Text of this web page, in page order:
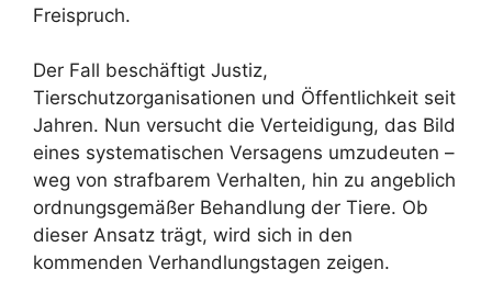
Freispruch.
Der Fall beschäftigt Justiz,
Tierschutzorganisationen und Öffentlichkeit seit
Jahren. Nun versucht die Verteidigung, das Bild
eines systematischen Versagens umzudeuten –
weg von strafbarem Verhalten, hin zu angeblich
ordnungsgemäßer Behandlung der Tiere. Ob
dieser Ansatz trägt, wird sich in den
kommenden Verhandlungstagen zeigen.